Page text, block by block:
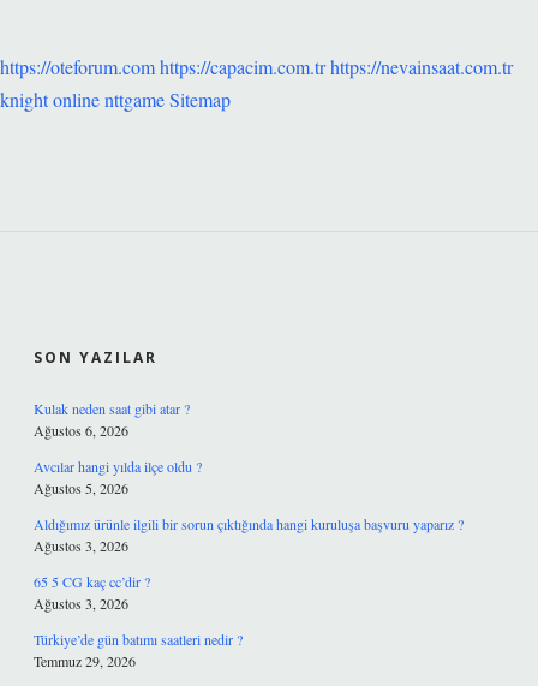
https://oteforum.comhttps://capacim.com.trhttps://nevainsaat.com.tr
knight onlinenttgameSitemap
SON YAZILAR
Kulak neden saat gibi atar ?
Ağustos 6, 2026
Avcılar hangi yılda ilçe oldu ?
Ağustos 5, 2026
Aldığımız ürünle ilgili bir sorun çıktığında hangi kuruluşa başvuru yaparız ?
Ağustos 3, 2026
65 5 CG kaç cc’dir ?
Ağustos 3, 2026
Türkiye’de gün batımı saatleri nedir ?
Temmuz 29, 2026